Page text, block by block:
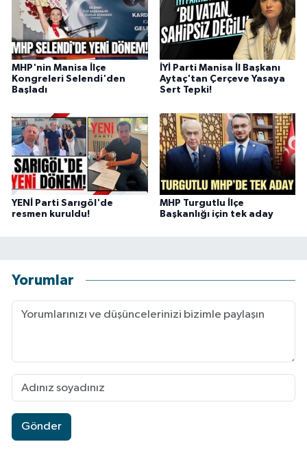
MHP'nin Manisa İlçe
Kongreleri Selendi'den
Başladı
İYİ Parti Manisa İl Başkanı
Aytaç'tan Çerçeve Yasaya
Sert Tepki!
YENİ Parti Sarıgöl'de
resmen kuruldu!
MHP Turgutlu İlçe
Başkanlığı için tek aday
Yorumlar
Gönder